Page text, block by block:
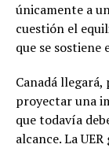
únicamente a
cuestión el
que se sostiene
Canadá
proyectar una
que todavía
alcance. La